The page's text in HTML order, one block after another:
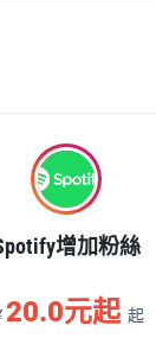
增加粉絲
20.0元起 起